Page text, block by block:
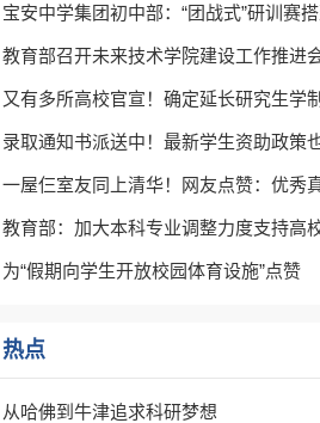
宝安中学集团初中部：“团战式”研训赛
教育部召开未来技术学院建设工作推进
又有多所高校官宣！确定延长研究生学制
录取通知书派送中！最新学生资助政策
一屋仨室友同上清华！网友点赞：优
教育部：加大本科专业调整力度支持高
为“假期向学生开放校园体育设施”点赞
热点
从哈佛到牛津追求科研梦想